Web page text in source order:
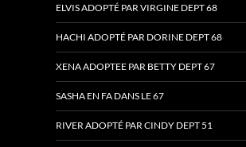
ELVIS ADOPTÉ PAR VIRGINE DEPT 68
HACHI ADOPTÉ PAR DORINE DEPT 68
XENA ADOPTEE PAR BETTY DEPT 67
SASHA EN FA DANS LE 67
RIVER ADOPTÉ PAR CINDY DEPT 51